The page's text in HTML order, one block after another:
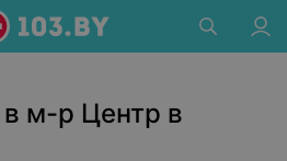
м-р Центр в